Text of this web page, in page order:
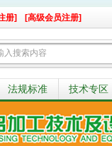
册] [高级会员注册]
法规标准 技术专区